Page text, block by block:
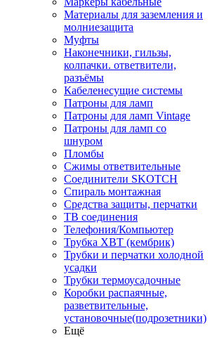
Материалы для заземления и
молниезащита
Муфты
Наконечники, гильзы,
колпачки. ответвители,
разъёмы
Кабеленесущие системы
Патроны для ламп
Патроны для ламп Vintage
Патроны для ламп со
шнуром
Пломбы
Сжимы ответвительные
Соединители SKOTCH
Спираль монтажная
Средства защиты, перчатки
ТВ соединения
Телефония/Компьютер
Трубка ХВТ (кембрик)
Трубки и перчатки холодной
усадки
Трубки термоусадочные
Коробки распаячные,
разветвительные,
установочные(подрозетники)
Ещё